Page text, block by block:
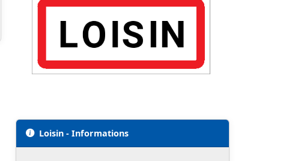
Loisin - Informations